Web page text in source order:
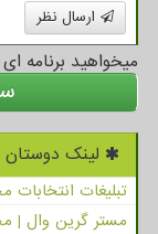
ارسال نظر
میخواهید برنامه
لینک
تبلیغات
مستر گرین وال |